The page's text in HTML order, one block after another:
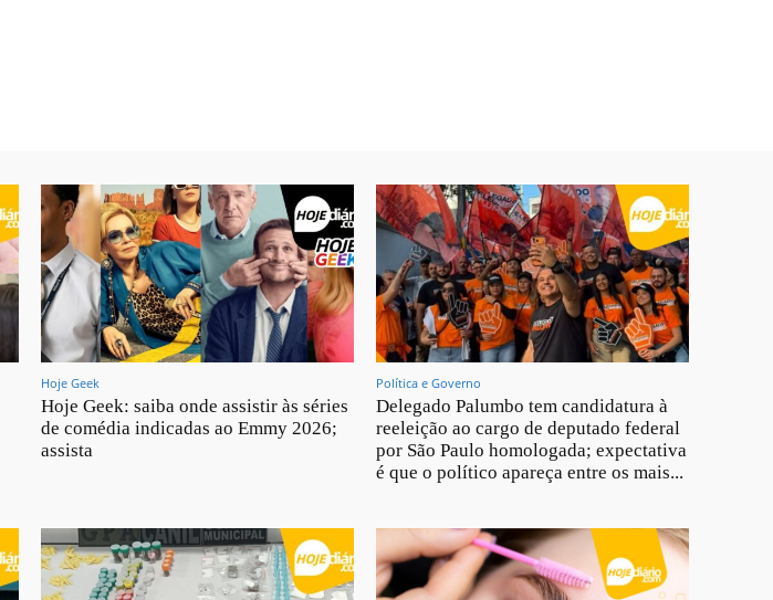
Hoje Geek
Hoje Geek: saiba onde assistir às séries
de comédia indicadas ao Emmy 2026;
assista
Política e Governo
Delegado Palumbo tem candidatura à
reeleição ao cargo de deputado federal
por São Paulo homologada; expectativa
é que o político apareça entre os mais...